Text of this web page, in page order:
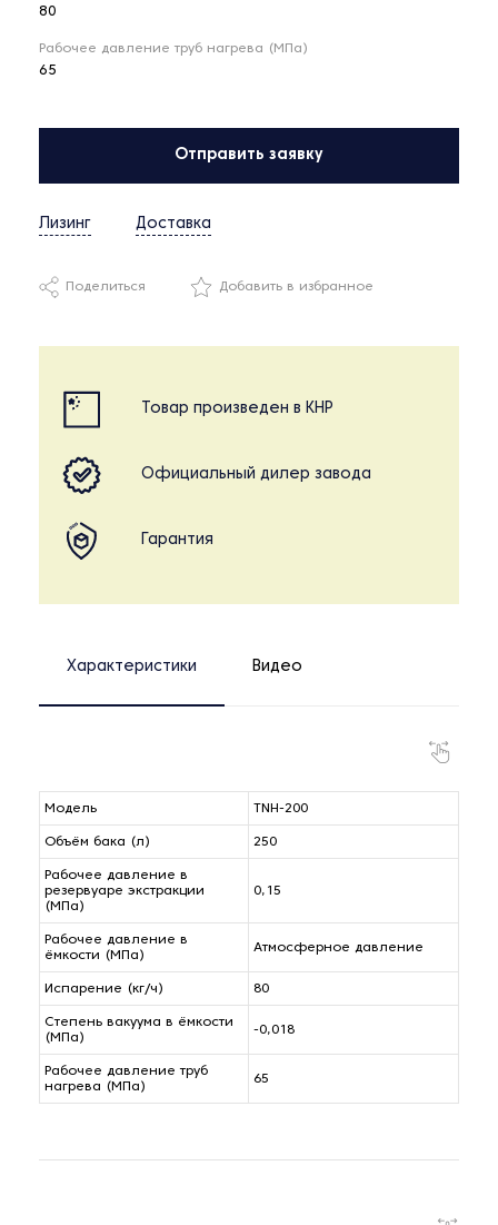
80
Рабочее давление труб нагрева (МПа)
65
Отправить заявку
Лизинг Доставка
Поделиться Добавить в избранное
Товар произведен в КНР
Официальный дилер завода
Гарантия
Характеристики Видео
Модель TNH-200
Объём бака (л) 250
Рабочее давление в
резервуаре экстракции
(МПа)
0,15
Рабочее давление в
ёмкости (МПа)
Атмосферное давление
Испарение (кг/ч) 80
Степень вакуума в ёмкости
(МПа)
-0,018
Рабочее давление труб
нагрева (МПа)
65